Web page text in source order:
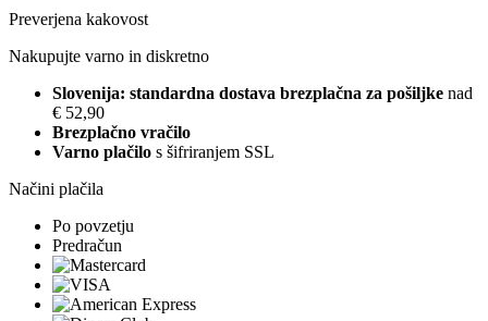
Preverjena kakovost
Nakupujte varno in diskretno
Slovenija: standardna dostava brezplačna za pošiljke nad
€ 52,90
Brezplačno vračilo
Varno plačilo s šifriranjem SSL
Načini plačila
Po povzetju
Predračun